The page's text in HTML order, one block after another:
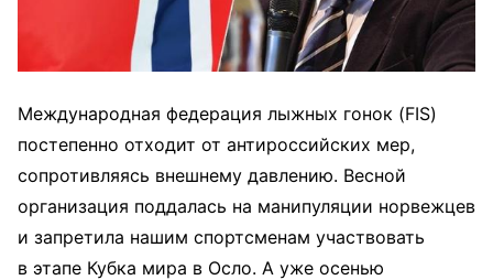
Международная федерация лыжных гонок (FIS)
постепенно отходит от антироссийских мер,
сопротивляясь внешнему давлению. Весной
организация поддалась на манипуляции норвежцев
и запретила нашим спортсменам участвовать
в этапе Кубка мира в Осло. А уже осенью